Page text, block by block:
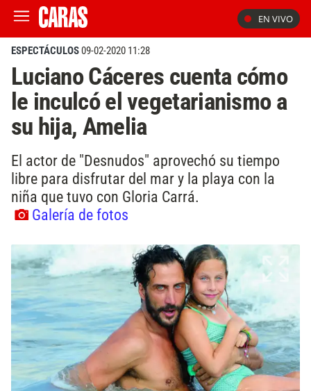
EN VIVO
ESPECTÁCULOS09-02-2020 11:28
Luciano Cáceres cuenta cómo
le inculcó el vegetarianismo a
su hija, Amelia
El actor de "Desnudos" aprovechó su tiempo
libre para disfrutar del mar y la playa con la
niña que tuvo con Gloria Carrá.
Galería de fotos